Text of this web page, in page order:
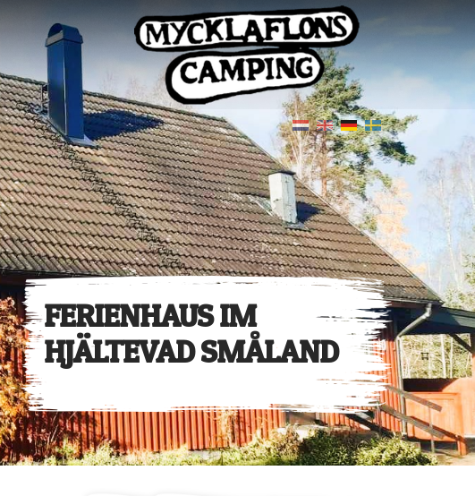
FERIENHAUS IM
HJÄLTEVAD SMÅLAND